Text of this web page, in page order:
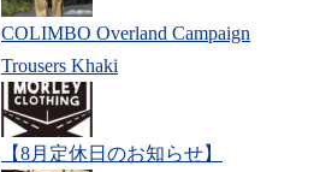
COLIMBO Overland Campaign
Trousers Khaki
【8月定休日のお知らせ】